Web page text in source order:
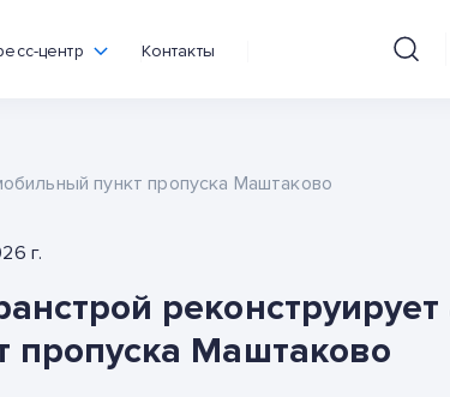
центр Контакты
пункт пропуска Маштаково
г.
пропуска Маштаково